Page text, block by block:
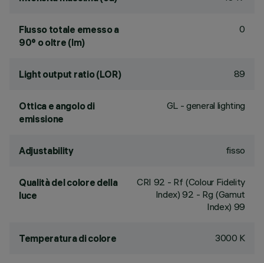
Flusso totale emesso a
90° o oltre (lm)
0
Light output ratio (LOR) 89
Ottica e angolo di
emissione
GL - general lighting
Adjustability fisso
Qualità del colore della
luce
CRI 92 - Rf (Colour Fidelity
Index) 92 - Rg (Gamut
Index) 99
Temperatura di colore 3000 K